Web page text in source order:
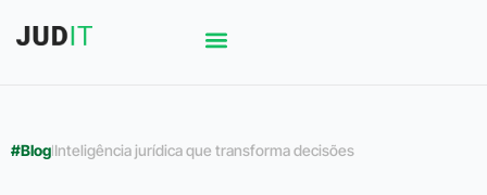
#BloglInteligência jurídica que transforma decisões